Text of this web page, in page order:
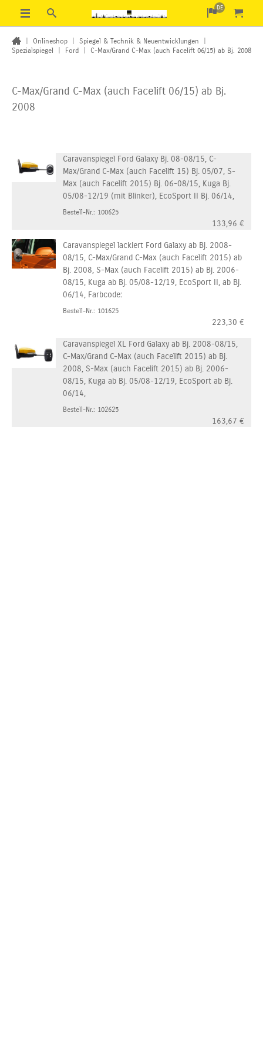
DE
Onlineshop Spiegel & Technik & Neuentwicklungen
Spezialspiegel
Ford C-Max/Grand C-Max (auch Facelift 06/15) ab Bj. 2008
C-Max/Grand C-Max (auch Facelift 06/15) ab Bj.
2008
Caravanspiegel Ford Galaxy Bj. 08-08/15, C-
Max/Grand C-Max (auch Facelift 15) Bj. 05/07, S-
Max (auch Facelift 2015) Bj. 06-08/15, Kuga Bj.
05/08-12/19 (mit Blinker), EcoSport II Bj. 06/14,
Bestell-Nr.: 100625
133,96 €
Caravanspiegel lackiert Ford Galaxy ab Bj. 2008-
08/15, C-Max/Grand C-Max (auch Facelift 2015) ab
Bj. 2008, S-Max (auch Facelift 2015) ab Bj. 2006-
08/15, Kuga ab Bj. 05/08-12/19, EcoSport II, ab Bj.
06/14, Farbcode:
Bestell-Nr.: 101625
223,30 €
Caravanspiegel XL Ford Galaxy ab Bj. 2008-08/15,
C-Max/Grand C-Max (auch Facelift 2015) ab Bj.
2008, S-Max (auch Facelift 2015) ab Bj. 2006-
08/15, Kuga ab Bj. 05/08-12/19, EcoSport ab Bj.
06/14,
Bestell-Nr.: 102625
163,67 €